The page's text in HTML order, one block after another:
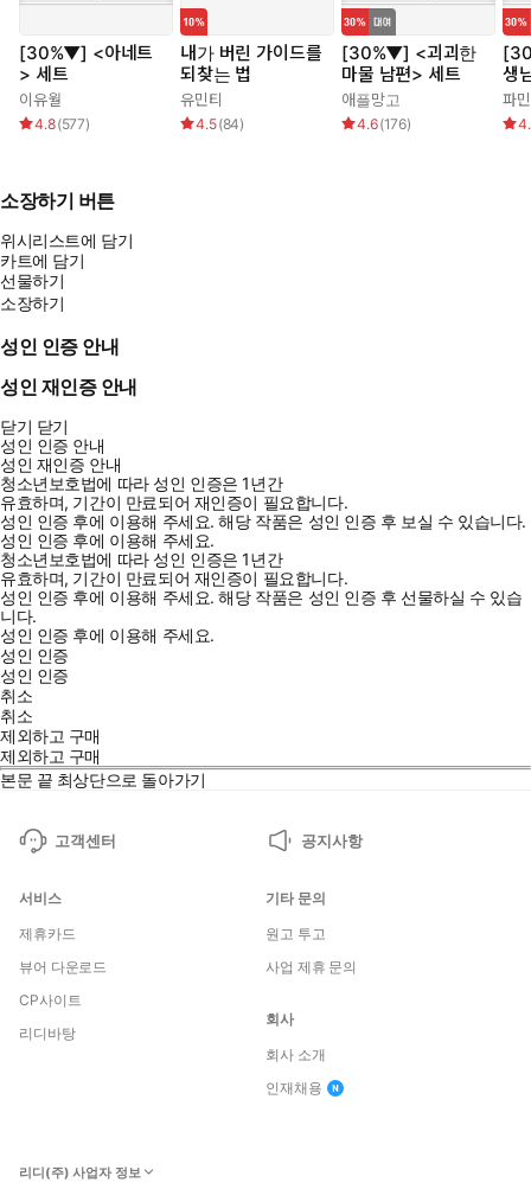
[30%▼] <아네트
> 세트
이유월
4.8(577)
내가 버린 가이드를
되찾는 법
유민티
4.5(84)
[30%▼] <괴괴한
마물 남편> 세트
애플망고
4.6(176)
생
파
소장하기 버튼
위시리스트에 담기
카트에 담기
선물하기
소장하기
성인 인증 안내
성인 재인증 안내
닫기 닫기
성인 인증 안내
성인 재인증 안내
청소년보호법에 따라 성인 인증은 1년간
유효하며, 기간이 만료되어 재인증이 필요합니다.
성인 인증 후에 이용해 주세요.해당 작품은 성인 인증 후 보실 수 있습니다.
성인 인증 후에 이용해 주세요.
청소년보호법에 따라 성인 인증은 1년간
유효하며, 기간이 만료되어 재인증이 필요합니다.
성인 인증 후에 이용해 주세요.해당 작품은 성인 인증 후 선물하실 수 있습
니다.
성인 인증 후에 이용해 주세요.
성인 인증
성인 인증
취소
취소
제외하고 구매
제외하고 구매
본문 끝 최상단으로 돌아가기
고객센터 공지사항
서비스
제휴카드
뷰어 다운로드
CP사이트
리디바탕
기타 문의
원고 투고
사업 제휴 문의
회사
회사 소개
인재채용
리디(주) 사업자 정보